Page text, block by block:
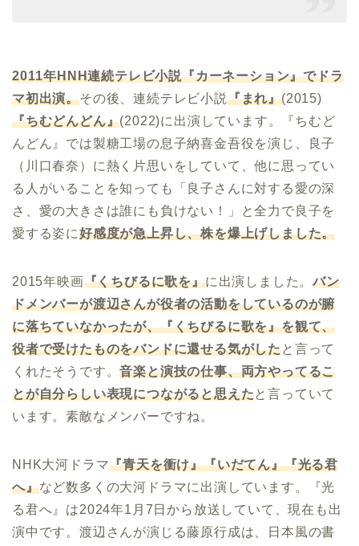
2011年HNH連続テレビ小説『カーネーション』でドラ
マ初出演。その後、連続テレビ小説『まれ』(2015)
『ちむどんどん』(2022)に出演しています。『ちむど
んどん』では製糖工場の息子納喜金吾役を演じ、良子
（川口春奈）に熱く片思いをしていて、他に思ってい
る人がいることを知っても「良子さんに対する愛の深
さ、愛の大きさは誰にも負けない！」と全力で良子を
愛する姿に好感度が急上昇し、株を爆上げしました。
2015年映画『くちびるに歌を』に出演しました。バン
ドメンバーが渡辺さんが役者の活動をしているのが腑
に落ちていなかったが、『くちびるに歌を』を観て、
役者で受けたものをバンドに還せる気がしたと言って
くれたそうです。音楽と演技の仕事、両方やってるこ
とが自分らしい表現につながると思えたと言っていて
います。素敵なメンバーですね。
NHK大河ドラマ『青天を衝け』『いだてん』『光る君
へ』など数多くの大河ドラマに出演しています。『光
る君へ』は2024年1月7日から放送していて、現在も出
演中です。渡辺さんが演じる藤原行成は、日本風の書